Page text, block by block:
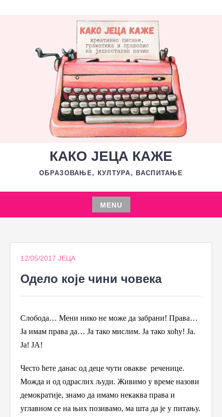
КАКО ЈЕЦА КАЖЕ
ОБРАЗОВАЊЕ, КУЛТУРА, ВАСПИТАЊЕ
MENU
Skip
content
12/05/2017 ЈЕЦА
Одело које чини човека
Слобода… Мени нико не може да забрани! Права…
Ја имам права да… Ја тако мислим. Ја тако хоћу! Ја.
Ја! ЈА!
Често ћете данас од деце чути овакве реченице.
Можда и од одраслих људи. Живимо у време назови
демократије, знамо да имамо некаква права и
углавном се на њих позивамо, ма шта да је у питању.